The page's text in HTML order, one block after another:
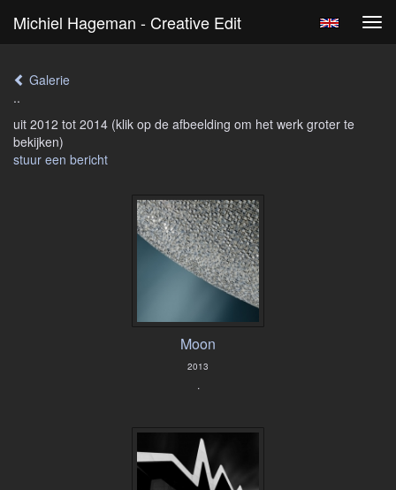
Michiel Hageman - Creative Edit
Galerie
..
uit 2012 tot 2014 (klik op de afbeelding om het werk groter te
bekijken)
stuur een bericht
Moon
2013
.